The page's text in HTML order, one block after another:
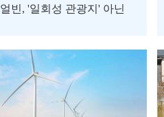
얼빈, '일회성 관광지' 아닌